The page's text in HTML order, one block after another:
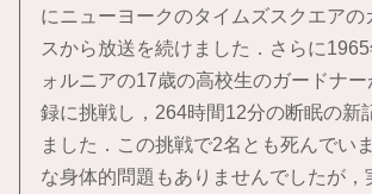
にニューヨークのタイムズスクエアの
スから放送を続けました．さらに
ォルニアの17歳の高校生のガードナ
録に挑戦し，264時間12分の断眠の新
ました．この挑戦で2名とも死んでい
な身体的問題もありませんでしたが，